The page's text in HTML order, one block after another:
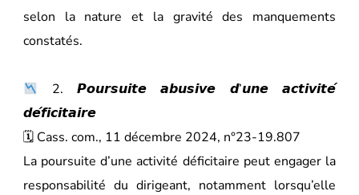
selon la nature et la gravité des manquements
constatés.
2. 𝙋𝙤𝙪𝙧𝙨𝙪𝙞𝙩𝙚 𝙖𝙗𝙪𝙨𝙞𝙫𝙚 𝙙’𝙪𝙣𝙚 𝙖𝙘𝙩𝙞𝙫𝙞𝙩𝙚́
𝙙𝙚́𝙛𝙞𝙘𝙞𝙩𝙖𝙞𝙧𝙚
🗓 Cass. com., 11 décembre 2024, n°23-19.807
La poursuite d’une activité déficitaire peut engager la
responsabilité du dirigeant, notamment lorsqu’elle